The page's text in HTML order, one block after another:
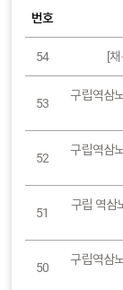
번호
54 [
53
구립역삼
52
구립역삼
51
구립 역삼
50
구립역삼